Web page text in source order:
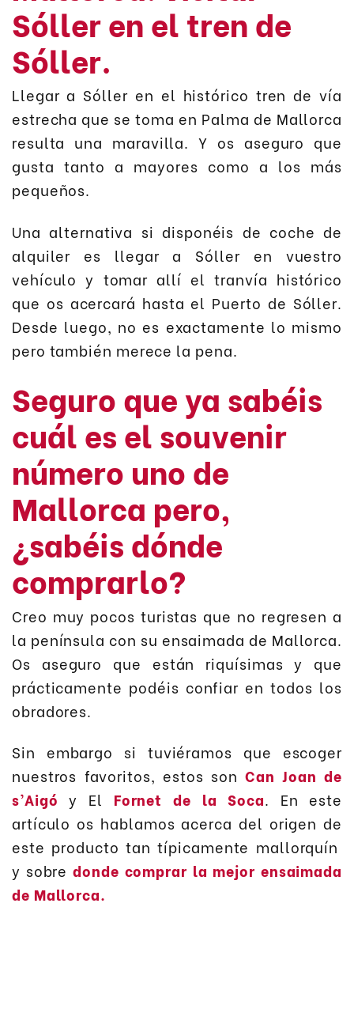
Sóller en el tren de
Sóller.
Llegar a Sóller en el histórico tren de vía
estrecha que se toma en Palma de Mallorca
resulta una maravilla. Y os aseguro que
gusta tanto a mayores como a los más
pequeños.
Una alternativa si disponéis de coche de
alquiler es llegar a Sóller en vuestro
vehículo y tomar allí el tranvía histórico
que os acercará hasta el Puerto de Sóller.
Desde luego, no es exactamente lo mismo
pero también merece la pena.
Seguro que ya sabéis
cuál es el souvenir
número uno de
Mallorca pero,
¿sabéis dónde
comprarlo?
Creo muy pocos turistas que no regresen a
la península con su ensaimada de Mallorca.
Os aseguro que están riquísimas y que
prácticamente podéis confiar en todos los
obradores.
Sin embargo si tuviéramos que escoger
nuestros favoritos, estos sonCan Joan de
s’Aigó y El Fornet de la Soca. En este
artículo os hablamos acerca del origen de
este producto tan típicamente mallorquín
y sobredonde comprar la mejor ensaimada
de Mallorca.